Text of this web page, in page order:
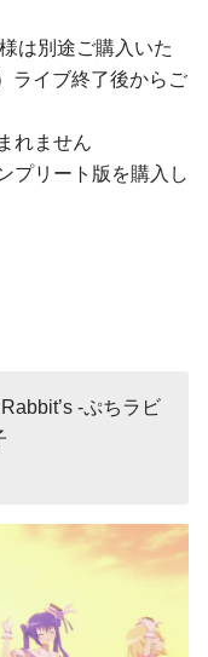
は別途ご購入いた
ライブ終了後からご
れません
プリート版を購⼊し
-ぷちラビ